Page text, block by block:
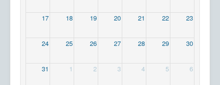
17 18 19 20 21 22 23
24 25 26 27 28 29 30
31 1 2 3 4 5 6